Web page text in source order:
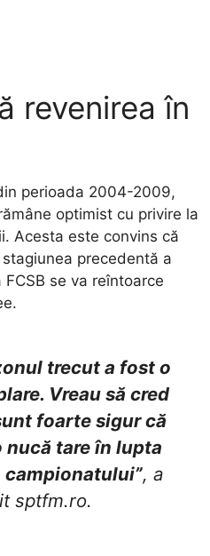
revenirea în
perioada 2004-2009,
optimist cu privire la
Acesta este convins că
precedentă a
se va reîntoarce
trecut a fost o
Vreau să cred
foarte sigur că
nucă tare în lupta
, a
sptfm.ro.